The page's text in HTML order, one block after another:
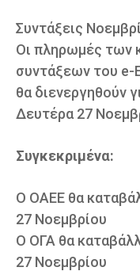
Συντάξεις
Οι πληρωμές των
συντάξεων του e-
θα διενεργηθούν
Δευτέρα 27
Συγκεκριμένα:
Ο ΟΑΕΕ θα
27 Νοεμβρίου
Ο ΟΓΑ θα
27 Νοεμβρίου